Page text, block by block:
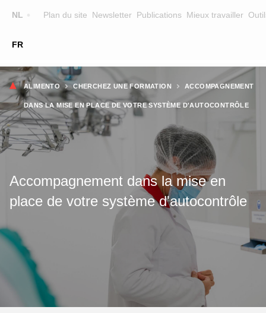
NL
FR
Plan du site Newsletter Publications Mieux travailler
Main
navigation
FORMATION
FORMATEURS
SUR ALIMENTO
EQUIPE
CHERCHER UNE FORMATION
Fil
d'Ariane
ALIMENTO CHERCHEZ UNE FORMATION ACCOMPAGNEMENT
DANS LA MISE EN PLACE DE VOTRE SYSTÈME D'AUTOCONTRÔLE
Accompagnement dans la mise en
place de votre système d'autocontrôle